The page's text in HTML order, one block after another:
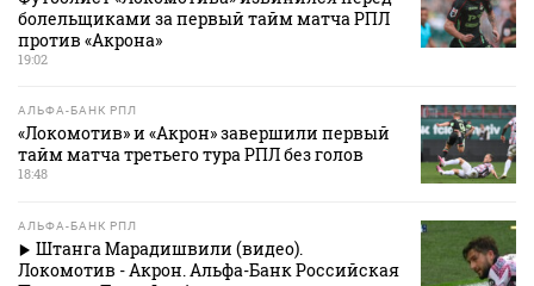
болельщиками за первый тайм матча РПЛ
против «Акрона»
19:02
АЛЬФА-БАНК РПЛ
«Локомотив» и «Акрон» завершили первый
тайм матча третьего тура РПЛ без голов
18:48
АЛЬФА-БАНК РПЛ
Штанга Марадишвили (видео).
Локомотив - Акрон. Альфа-Банк Российская